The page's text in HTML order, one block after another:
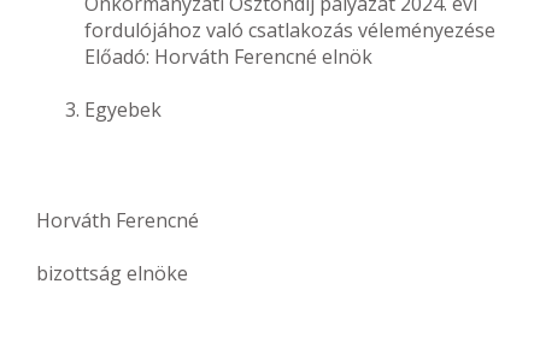
fordulójához való csatlakozás véleményezése
Előadó: Horváth Ferencné elnök
Egyebek
Horváth Ferencné
bizottság elnöke